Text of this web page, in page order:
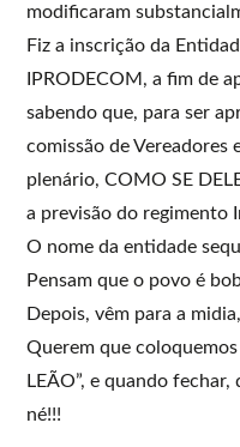
modificaram
Fiz a inscrição da
IPRODECOM, a fim de
sabendo que, para ser
comissão de Vereadores
plenário, COMO SE
a previsão do regimento
O nome da entidade
Pensam que o povo é
Depois, vêm para a
Querem que
LEÃO”, e quando
né!!!